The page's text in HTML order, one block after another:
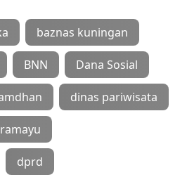
baznas kuningan
BNN Dana Sosial
dinas pariwisata
dprd